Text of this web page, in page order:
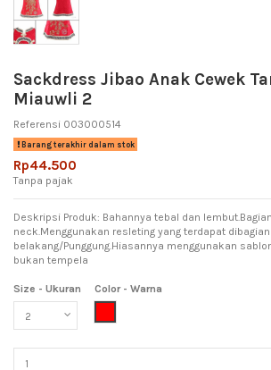
Sackdress Jibao Anak Cewek
Miauwli 2
Referensi 003000514
Barang terakhir dalam stok
Rp44.500
Tanpa pajak
Deskripsi Produk: Bahannya tebal dan
neck.Menggunakan resleting yang terdapat dibagian
belakang/Punggung.Hiasannya menggunakan
bukan tempela
Size - Ukuran
Color - Warna